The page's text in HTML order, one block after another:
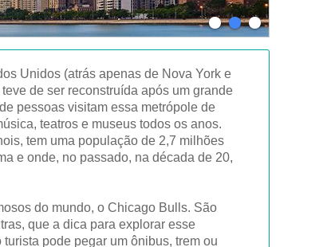
Unidos (atrás apenas de Nova York e
de ser reconstruída após um grande
pessoas visitam essa metrópole de
teatros e museus todos os anos.
tem uma população de 2,7 milhões
e onde, no passado, na década de 20,
do mundo, o Chicago Bulls. São
que a dica para explorar esse
pode pegar um ônibus, trem ou